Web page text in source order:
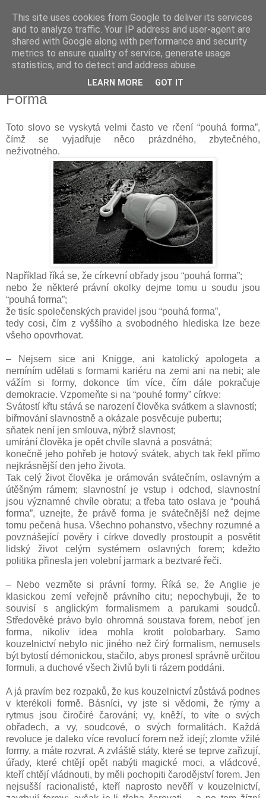
Kapka Karla Čapka
"Věřím v humanitu, v demokracii a v člověka."
úterý 12. července 2016
Forma
Toto slovo se vyskytá velmi často ve rčení “pouhá forma”,
čímž se vyjadřuje něco prázdného, zbytečného,
neživotného.
Například říká se, že církevní obřady jsou “pouhá forma”;
nebo že některé právní okolky dejme tomu u soudu jsou
“pouhá forma”;
že tisíc společenských pravidel jsou “pouhá forma”,
tedy cosi, čím z vyššího a svobodného hlediska lze beze
všeho opovrhovat.
– Nejsem sice ani Knigge, ani katolický apologeta a
nemíním udělati s formami kariéru na zemi ani na nebi; ale
vážím si formy, dokonce tím více, čím dále pokračuje
demokracie. Vzpomeňte si na “pouhé formy” církve:
Svátostí křtu stává se narození člověka svátkem a slavností;
biřmování slavnostně a okázale posvěcuje pubertu;
sňatek není jen smlouva, nýbrž slavnost;
umírání člověka je opět chvíle slavná a posvátná;
konečně jeho pohřeb je hotový svátek, abych tak řekl přímo
nejkrásnější den jeho života.
Tak celý život člověka je orámován svátečním, oslavným a
útěšným rámem; slavnostní je vstup i odchod, slavnostní
jsou významné chvíle obratu; a třeba tato oslava je “pouhá
forma”, uznejte, že právě forma je svátečnější než dejme
tomu pečená husa. Všechno pohanstvo, všechny rozumné a
povznášející pověry i církve dovedly prostoupit a posvětit
lidský život celým systémem oslavných forem; kdežto
politika přinesla jen volební jarmark a beztvaré řeči.
– Nebo vezměte si právní formy. Říká se, že Anglie je
klasickou zemí veřejně právního citu; nepochybuji, že to
souvisí s anglickým formalismem a parukami soudců.
Středověké právo bylo ohromná soustava forem, neboť jen
forma, nikoliv idea mohla krotit polobarbary. Samo
kouzelnictví nebylo nic jiného než čirý formalism, nemusels
být bytostí démonickou, stačilo, abys pronesl správně určitou
formuli, a duchové všech živlů byli ti rázem poddáni.
A já pravím bez rozpaků, že kus kouzelnictví zůstává podnes
v kterékoli formě. Básníci, vy jste si vědomi, že rýmy a
rytmus jsou čiročiré čarování; vy, kněží, to víte o svých
obřadech, a vy, soudcové, o svých formalitách. Každá
revoluce je daleko více revolucí forem než idejí; zlomte vžilé
formy, a máte rozvrat. A zvláště státy, které se teprve zařizují,
úřady, které chtějí opět nabýti magické moci, a vládcové,
kteří chtějí vládnouti, by měli pochopiti čarodějství forem. Jen
nejsušší racionalisté, kteří naprosto nevěří v kouzelnictví,
This site uses cookies from Google to deliver its services
and to analyze traffic. Your IP address and user-agent are
shared with Google along with performance and security
metrics to ensure quality of service, generate usage
statistics, and to detect and address abuse.
LEARN MORE GOT IT